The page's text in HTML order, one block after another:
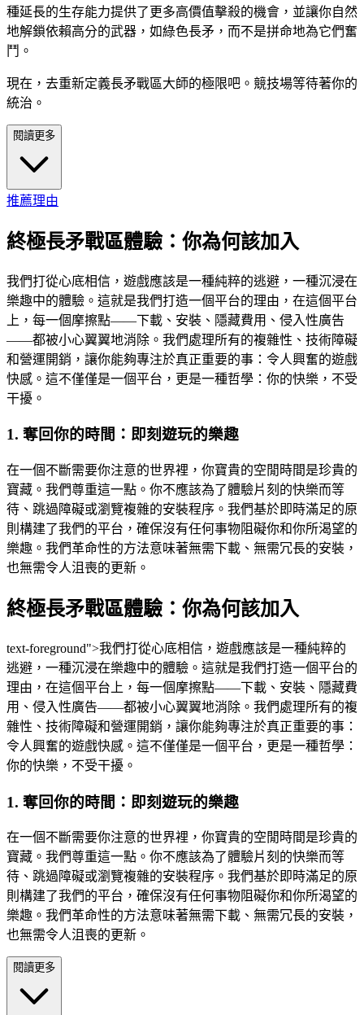
種延長的生存能力提供了更多高價值擊殺的機會，並讓你自然
地解鎖依賴高分的武器，如綠色長矛，而不是拼命地為它們奮
鬥。
現在，去重新定義長矛戰區大師的極限吧。競技場等待著你的
統治。
閱讀更多
推薦理由
終極長矛戰區體驗：你為何該加入
我們打從心底相信，遊戲應該是一種純粹的逃避，一種沉浸在
樂趣中的體驗。這就是我們打造一個平台的理由，在這個平台
上，每一個摩擦點——下載、安裝、隱藏費用、侵入性廣告
——都被小心翼翼地消除。我們處理所有的複雜性、技術障礙
和營運開銷，讓你能夠專注於真正重要的事：令人興奮的遊戲
快感。這不僅僅是一個平台，更是一種哲學：你的快樂，不受
干擾。
1. 奪回你的時間：即刻遊玩的樂趣
在一個不斷需要你注意的世界裡，你寶貴的空閒時間是珍貴的
寶藏。我們尊重這一點。你不應該為了體驗片刻的快樂而等
待、跳過障礙或瀏覽複雜的安裝程序。我們基於即時滿足的原
則構建了我們的平台，確保沒有任何事物阻礙你和你所渴望的
樂趣。我們革命性的方法意味著無需下載、無需冗長的安裝，
也無需令人沮喪的更新。
終極長矛戰區體驗：你為何該加入
text-foreground">我們打從心底相信，遊戲應該是一種純粹的
逃避，一種沉浸在樂趣中的體驗。這就是我們打造一個平台的
理由，在這個平台上，每一個摩擦點——下載、安裝、隱藏費
用、侵入性廣告——都被小心翼翼地消除。我們處理所有的複
雜性、技術障礙和營運開銷，讓你能夠專注於真正重要的事：
令人興奮的遊戲快感。這不僅僅是一個平台，更是一種哲學：
你的快樂，不受干擾。
1. 奪回你的時間：即刻遊玩的樂趣
在一個不斷需要你注意的世界裡，你寶貴的空閒時間是珍貴的
寶藏。我們尊重這一點。你不應該為了體驗片刻的快樂而等
待、跳過障礙或瀏覽複雜的安裝程序。我們基於即時滿足的原
則構建了我們的平台，確保沒有任何事物阻礙你和你所渴望的
樂趣。我們革命性的方法意味著無需下載、無需冗長的安裝，
也無需令人沮喪的更新。
閱讀更多